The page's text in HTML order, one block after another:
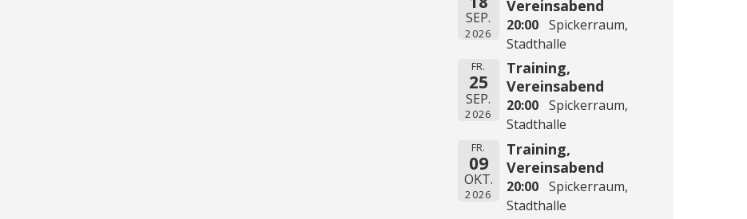
SEP.
2026
Vereinsabend
20:00 Spickerraum,
Stadthalle
FR.
25
SEP.
2026
Training,
Vereinsabend
20:00 Spickerraum,
Stadthalle
FR.
09
OKT.
2026
Training,
Vereinsabend
20:00 Spickerraum,
Stadthalle